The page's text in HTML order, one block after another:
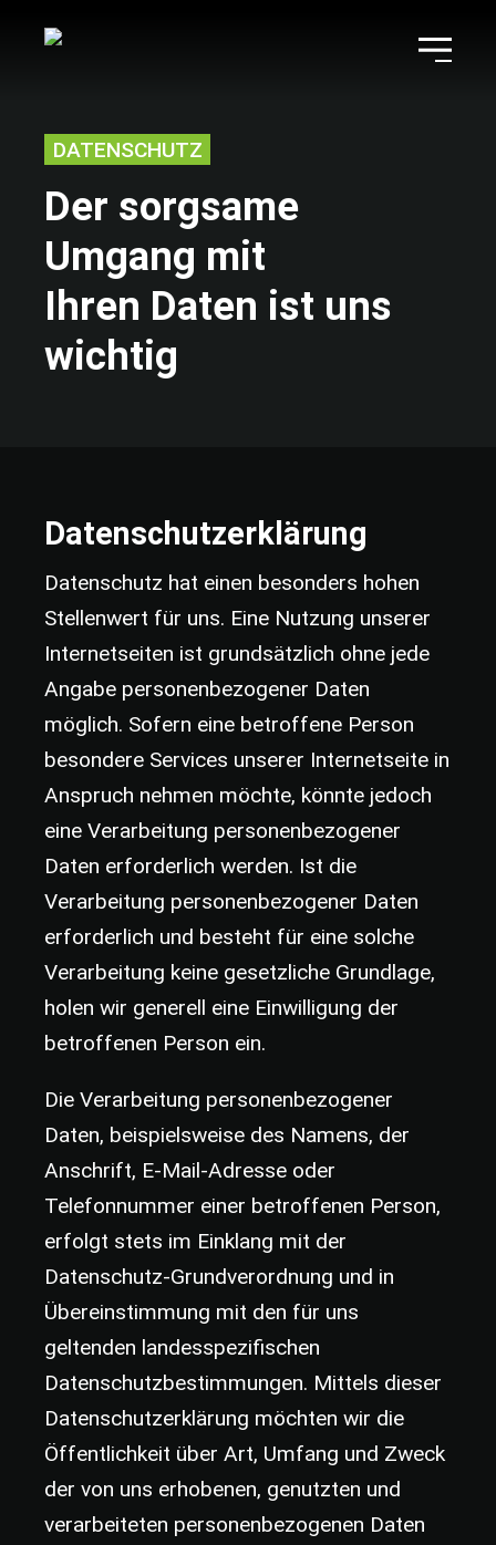
DATENSCHUTZ
Der sorgsame
Umgang mit
Ihren Daten ist uns
wichtig
Datenschutzerklärung
Datenschutz hat einen besonders hohen
Stellenwert für uns. Eine Nutzung unserer
Internetseiten ist grundsätzlich ohne jede
Angabe personenbezogener Daten
möglich. Sofern eine betroffene Person
besondere Services unserer Internetseite in
Anspruch nehmen möchte, könnte jedoch
eine Verarbeitung personenbezogener
Daten erforderlich werden. Ist die
Verarbeitung personenbezogener Daten
erforderlich und besteht für eine solche
Verarbeitung keine gesetzliche Grundlage,
holen wir generell eine Einwilligung der
betroffenen Person ein.
Die Verarbeitung personenbezogener
Daten, beispielsweise des Namens, der
Anschrift, E-Mail-Adresse oder
Telefonnummer einer betroffenen Person,
erfolgt stets im Einklang mit der
Datenschutz-Grundverordnung und in
Übereinstimmung mit den für uns
geltenden landesspezifischen
Datenschutzbestimmungen. Mittels dieser
Datenschutzerklärung möchten wir die
Öffentlichkeit über Art, Umfang und Zweck
der von uns erhobenen, genutzten und
verarbeiteten personenbezogenen Daten